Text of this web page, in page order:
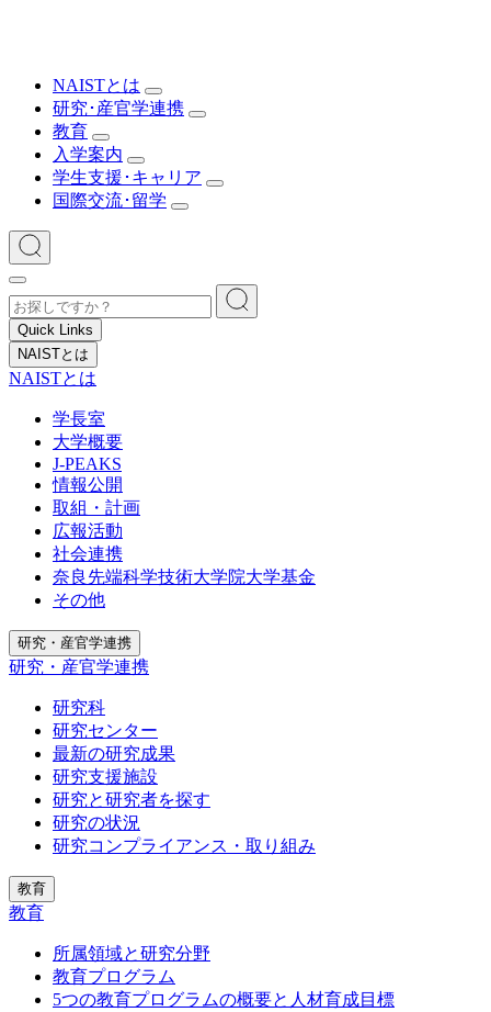
NAISTとは
研究･産官学連携
教育
入学案内
学生支援･キャリア
国際交流･留学
Quick Links
NAISTとは
NAISTとは
学長室
大学概要
J-PEAKS
情報公開
取組・計画
広報活動
社会連携
奈良先端科学技術大学院大学基金
その他
研究・産官学連携
研究・産官学連携
研究科
研究センター
最新の研究成果
研究支援施設
研究と研究者を探す
研究の状況
研究コンプライアンス・取り組み
教育
教育
所属領域と研究分野
教育プログラム
5つの教育プログラムの概要と人材育成目標